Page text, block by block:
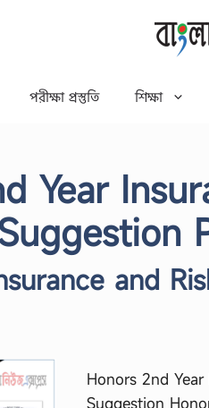
পরীক্ষা প্রস্তুতি শিক্ষা
Year
and
Honors 2nd
Suggestion